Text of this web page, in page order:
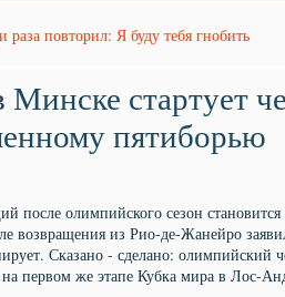
повторил: Я буду тебя гнобить
Минске стартует
пятиборью
олимпийского сезон становится
возвращения из Рио-де-Жанейро
Сказано - сделано: олимпийский
первом же этапе Кубка мира в Лос-